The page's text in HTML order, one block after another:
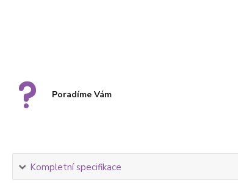
Poradíme Vám
Kompletní specifikace